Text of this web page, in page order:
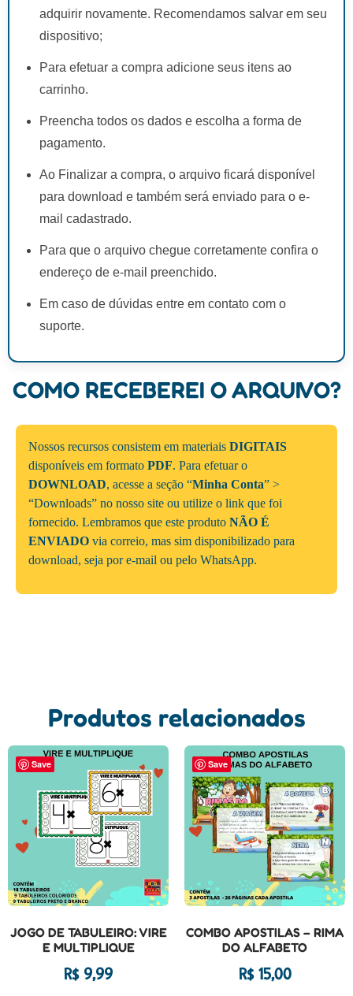
adquirir novamente. Recomendamos salvar em seu
dispositivo;
Para efetuar a compra adicione seus itens ao
carrinho.
Preencha todos os dados e escolha a forma de
pagamento.
Ao Finalizar a compra, o arquivo ficará disponível
para download e também será enviado para o e-
mail cadastrado.
Para que o arquivo chegue corretamente confira o
endereço de e-mail preenchido.
Em caso de dúvidas entre em contato com o
suporte.
COMO RECEBEREI O ARQUIVO?
Nossos recursos consistem em materiais DIGITAIS
disponíveis em formato PDF. Para efetuar o
DOWNLOAD, acesse a seção “Minha Conta” >
“Downloads” no nosso site ou utilize o link que foi
fornecido. Lembramos que este produto NÃO É
ENVIADO via correio, mas sim disponibilizado para
download, seja por e-mail ou pelo WhatsApp.
Produtos relacionados
Save
JOGO DE TABULEIRO: VIRE
E MULTIPLIQUE
R$9,99
Save
COMBO APOSTILAS – RIMA
DO ALFABETO
R$15,00